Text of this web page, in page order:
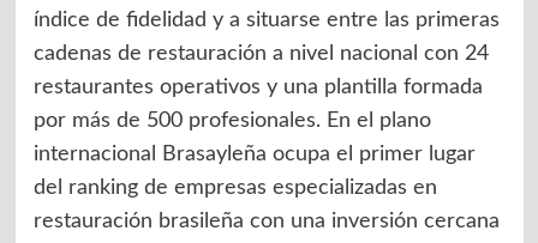
índice de fidelidad y a situarse entre las primeras
cadenas de restauración a nivel nacional con 24
restaurantes operativos y una plantilla formada
por más de 500 profesionales. En el plano
internacional Brasayleña ocupa el primer lugar
del ranking de empresas especializadas en
restauración brasileña con una inversión cercana